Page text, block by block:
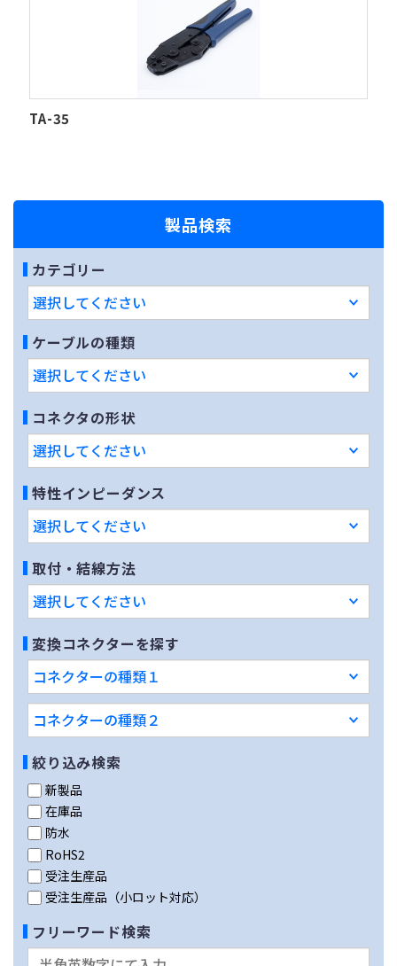
TA-35
製品検索
カテゴリー
ケーブルの種類
コネクタの形状
特性インピーダンス
取付・結線方法
変換コネクターを探す
絞り込み検索
新製品
在庫品
防水
RoHS2
受注生産品
受注生産品（小ロット対応）
フリーワード検索